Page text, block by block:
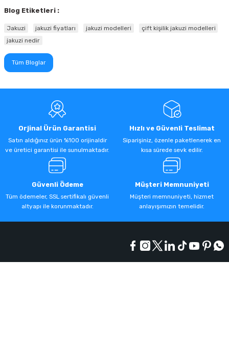
Blog Etiketleri :
Jakuzi jakuzi fiyatları jakuzi modelleri
çift kişilik jakuzi modelleri
jakuzi nedir
Tüm Bloglar
Orjinal Ürün Garantisi
Satın aldığınız ürün %100 orijinaldir
ve üretici garantisi ile sunulmaktadır.
Hızlı ve Güvenli Teslimat
Siparişiniz, özenle paketlenerek en
kısa sürede sevk edilir.
Güvenli Ödeme
Tüm ödemeler, SSL sertifikalı güvenli
altyapı ile korunmaktadır.
Müşteri Memnuniyeti
Müşteri memnuniyeti, hizmet
anlayışımızın temelidir.